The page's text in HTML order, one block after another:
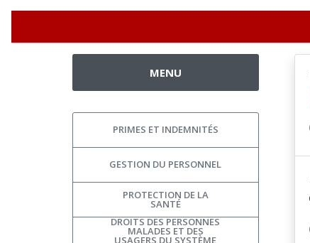
MENU
PRIMES ET INDEMNITÉS
GESTION DU PERSONNEL
PROTECTION DE LA
SANTÉ
DROITS DES PERSONNES
MALADES ET DES
USAGERS DU SYSTÈME